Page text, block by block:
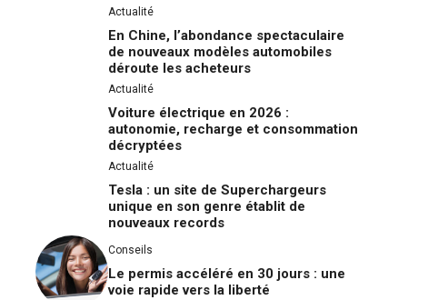
Actualité
En Chine, l’abondance spectaculaire
de nouveaux modèles automobiles
déroute les acheteurs
Actualité
Voiture électrique en 2026 :
autonomie, recharge et consommation
décryptées
Actualité
Tesla : un site de Superchargeurs
unique en son genre établit de
nouveaux records
Conseils
Le permis accéléré en 30 jours : une
voie rapide vers la liberté